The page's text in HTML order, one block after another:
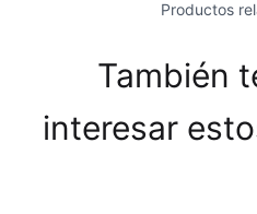
Esmaltes para
Esmaltes para gres
Productos
También
interesar